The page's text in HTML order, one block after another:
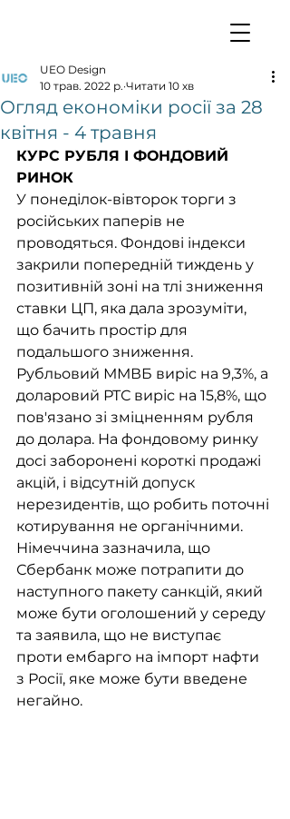
Огляд економіки росії за 28
квітня - 4 травня
UEO Design
10 трав. 2022 р. Читати 10 хв
КУРС РУБЛЯ І ФОНДОВИЙ
РИНОК
У понеділок-вівторок торги з
російських паперів не
проводяться. Фондові індекси
закрили попередній тиждень у
позитивній зоні на тлі зниження
ставки ЦП, яка дала зрозуміти,
що бачить простір для
подальшого зниження.
Рубльовий ММВБ виріс на 9,3%, а
доларовий РТС виріс на 15,8%, що
пов'язано зі зміцненням рубля
до долара. На фондовому ринку
досі заборонені короткі продажі
акцій, і відсутній допуск
нерезидентів, що робить поточні
котирування не органічними.
Німеччина зазначила, що
Сбербанк може потрапити до
наступного пакету санкцій, який
може бути оголошений у середу
та заявила, що не виступає
проти ембарго на імпорт нафти
з Росії, яке може бути введене
негайно.